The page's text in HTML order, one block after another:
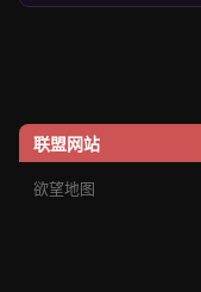
联盟网站
欲望地图